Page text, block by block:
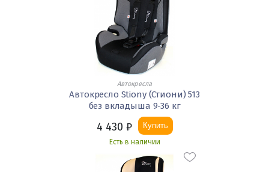
Автокресла
Автокресло Stiony (Стиони) 513
без вкладыша 9-36 кг
4 430 ₽ Купить
Есть в наличии